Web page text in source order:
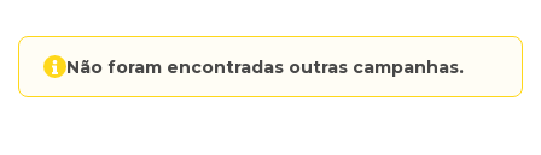
Não foram encontradas outras campanhas.